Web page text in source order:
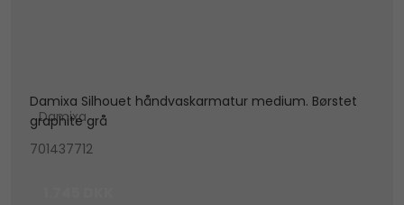
Damixa Silhouet håndvaskarmatur medium. Børstet
graphite grå
Damixa
701437712